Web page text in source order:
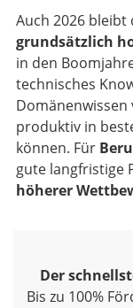
Auch 2026 bleibt
grundsätzlich
in den
technisches
Domänenwissen
produktiv in
können. Für
gute langfristige
höherer
Der
Bis zu 100%